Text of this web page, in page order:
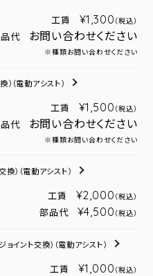
工賃 ¥1,300 （税込）
代 お問い合わせください
※種類お問い合わせください
） （電動アシスト）
工賃 ¥1,500 （税込）
代 お問い合わせください
※種類お問い合わせください
換） （電動アシスト）
工賃 ¥2,000 （税込）
部品代 ¥4,500 （税込）
ョイント交換） （電動アシスト）
工賃 ¥1,000 （税込）